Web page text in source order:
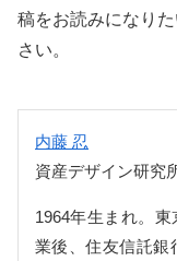
稿をお読みになり
さい。
内藤 忍
資産デザイン研究
1964年生まれ。
業後、住友信託銀